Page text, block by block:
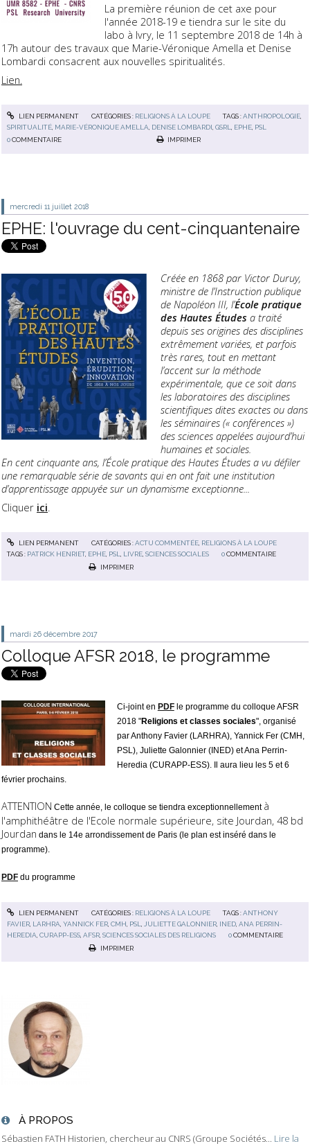
À PROPOS
Sébastien FATH Historien, chercheur au CNRS (Groupe Sociétés... Lire la
La première réunion de cet axe pour
l'année 2018-19 e tiendra sur le site du
labo à Ivry, le 11 septembre 2018 de 14h à
17h autour des travaux que Marie-Véronique Amella et Denise
Lombardi consacrent aux nouvelles spiritualités.
Lien.
LIEN PERMANENT CATÉGORIES : RELIGIONS À LA LOUPE TAGS :ANTHROPOLOGIE
SPIRITUALITÉ MARIE-VÉRONIQUE AMELLA DENISE LOMBARDI ,GSRL EPHE PSL
0COMMENTAIRE IMPRIMER
mercredi 11 juillet 2018
EPHE: l'ouvrage du cent-cinquantenaire
Créée en 1868 par Victor Duruy,
ministre de l’Instruction publique
de Napoléon III, l’École pratique
des Hautes Études a traité
depuis ses origines des disciplines
extrêmement variées, et parfois
très rares, tout en mettant
l’accent sur la méthode
expérimentale, que ce soit dans
les laboratoires des disciplines
scientifiques dites exactes ou dans
les séminaires (« conférences »)
des sciences appelées aujourd’hui
humaines et sociales.
En cent cinquante ans, l’École pratique des Hautes Études a vu défiler
une remarquable série de savants qui en ont fait une institution
d’apprentissage appuyée sur un dynamisme exceptionne...
Cliquer ici
LIEN PERMANENT CATÉGORIES :ACTU COMMENTÉE, RELIGIONS À LA LOUPE
TAGS : PATRICK HENRIET, EPHE, PSL, LIVRE,SCIENCES SOCIALES 0 COMMENTAIRE
IMPRIMER
mardi 26 décembre 2017
Colloque AFSR 2018, le programme
Ci-joint en PDFle programme du colloque AFSR
2018 "Religions et classes sociales", organisé
par Anthony Favier (LARHRA), Yannick Fer (CMH,
PSL), Juliette Galonnier (INED) et Ana Perrin-
Heredia (CURAPP-ESS). Il aura lieu les 5 et 6
février prochains.
ATTENTION Cette année, le colloque se tiendra exceptionnellement à
l'amphithéâtre de l'Ecole normale supérieure, site Jourdan, 48 bd
Jourdan dans le 14e arrondissement de Paris (le plan est inséré dans le
programme).
PDF du programme
LIEN PERMANENT CATÉGORIES : RELIGIONS À LA LOUPE TAGS :ANTHONY
FAVIER LARHRA ,YANNICK FER ,CMH PSL JULIETTE GALONNIER INED ,ANA PERRIN-
HEREDIA ,CURAPP-ESS ,AFSR ,SCIENCES SOCIALES DES RELIGIONS 0 COMMENTAIRE
IMPRIMER